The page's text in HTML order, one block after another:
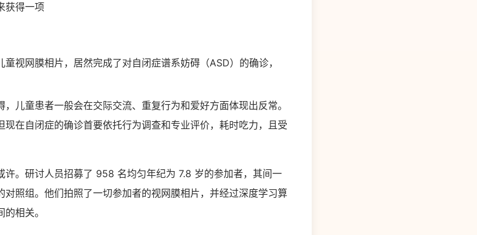
获得一项
视网膜相片，居然完成了对自闭症谱系妨碍（ASD）的确诊，
儿童患者一般会在交际交流、重复行为和爱好方面体现出反常。
在自闭症的确诊首要依托行为调查和专业评价，耗时吃力，且受
许。研讨人员招募了 958 名均匀年纪为 7.8 岁的参加者，其间一
照组。他们拍照了一切参加者的视网膜相片，并经过深度学习算
相关。